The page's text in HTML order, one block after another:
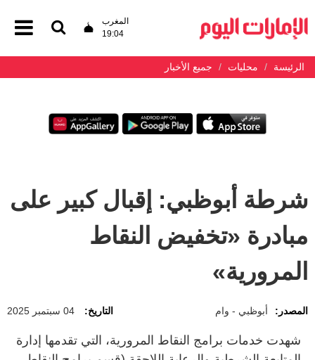
المغرب
19:04
الرئيسة محليات جميع الأخبار
شرطة أبوظبي: إقبال كبير على
مبادرة «تخفيض النقاط
المرورية»
المصدر: أبوظبي - وام التاريخ: 04 سبتمبر 2025
شهدت خدمات برامج النقاط المرورية، التي تقدمها إدارة